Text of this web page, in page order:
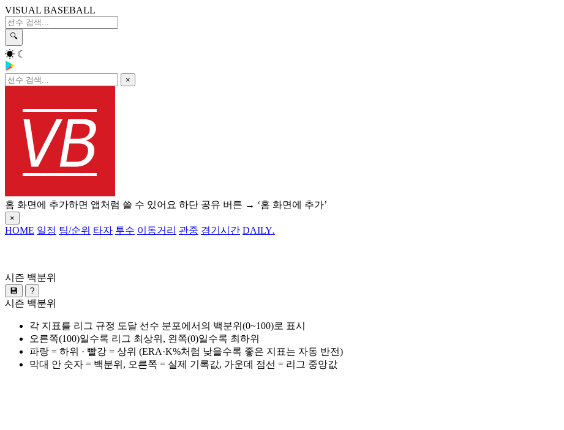
VISUAL BASEBALL
🔍
☀ ☾
×
홈 화면에 추가하면 앱처럼 쓸 수 있어요 하단 공유 버튼 → ‘홈 화면에 추가’
×
HOME 일정 팀/순위 타자 투수 이동거리 관중 경기시간 DAILY.
시즌 백분위
💾 ?
시즌 백분위
각 지표를 리그 규정 도달 선수 분포에서의 백분위(0~100)로 표시
오른쪽(100)일수록 리그 최상위, 왼쪽(0)일수록 최하위
파랑 = 하위 · 빨강 = 상위 (ERA·K%처럼 낮을수록 좋은 지표는 자동 반전)
막대 안 숫자 = 백분위, 오른쪽 = 실제 기록값, 가운데 점선 = 리그 중앙값